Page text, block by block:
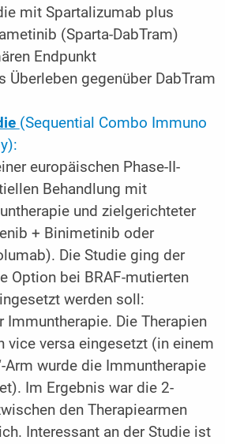
mit Spartalizumab plus
(Sparta-DabTram)
Endpunkt
Überleben gegenüber DabTram
(Sequential Combo Immuno
europäischen Phase-II-
Behandlung mit
und zielgerichteter
+ Binimetinib oder
Die Studie ging der
Option bei BRAF-mutierten
werden soll:
Immuntherapie. Die Therapien
vice versa eingesetzt (in einem
Arm wurde die Immuntherapie
Im Ergebnis war die 2-
den Therapiearmen
Interessant an der Studie ist